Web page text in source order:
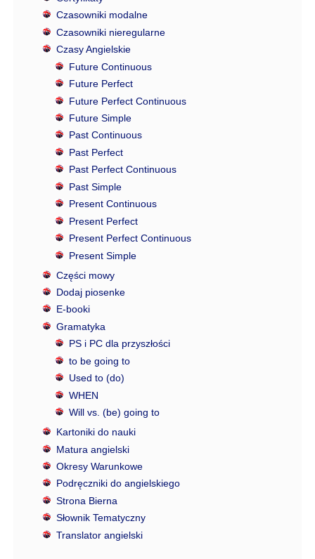
Czasowniki modalne
Czasowniki nieregularne
Czasy Angielskie
Future Continuous
Future Perfect
Future Perfect Continuous
Future Simple
Past Continuous
Past Perfect
Past Perfect Continuous
Past Simple
Present Continuous
Present Perfect
Present Perfect Continuous
Present Simple
Części mowy
Dodaj piosenke
E-booki
Gramatyka
PS i PC dla przyszłości
to be going to
Used to (do)
WHEN
Will vs. (be) going to
Kartoniki do nauki
Matura angielski
Okresy Warunkowe
Podręczniki do angielskiego
Strona Bierna
Słownik Tematyczny
Translator angielski